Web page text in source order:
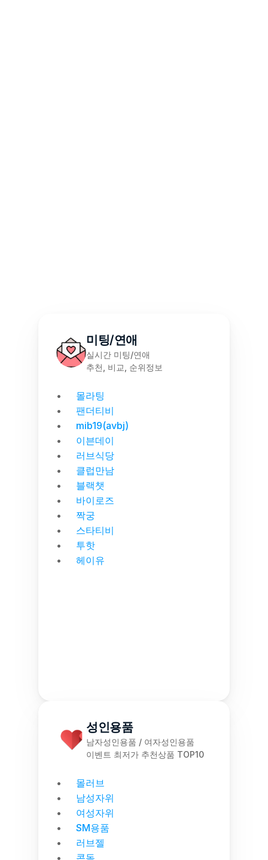
미팅/연애
실시간 미팅/연애
추천, 비교, 순위정보
몰라팅
팬더티비
mib19(avbj)
이븐데이
러브식당
클럽만남
블랙챗
바이로즈
짝궁
스타티비
투핫
헤이유
성인용품
남자성인용품 / 여자성인용품
이벤트 최저가 추천상품 TOP10
몰러브
남성자위
여성자위
SM용품
러브젤
콘돔